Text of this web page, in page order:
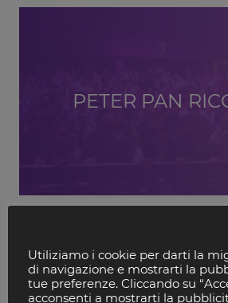
PETER PAN
Utiliziamo i cookie per darti la
di navigazione e mostrarti la
tue preferenze. Cliccando su
acconsenti a mostrarti la